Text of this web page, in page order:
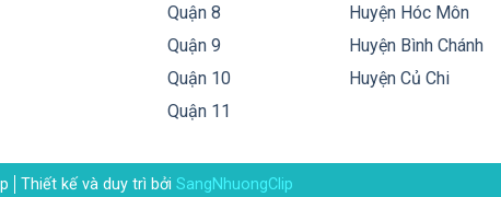
Quận 8
Quận 9
Quận 10
Quận 11
Huyện Hóc Môn
Huyện Bình Chánh
Huyện Củ Chi
Thiết kế và duy trì bởi SangNhuongClip